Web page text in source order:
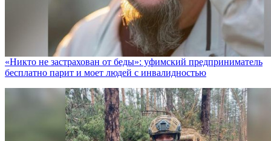
«Никто не заcтрахован от беды»: уфимский предприниматель
бесплатно парит и моет людей с инвалидностью